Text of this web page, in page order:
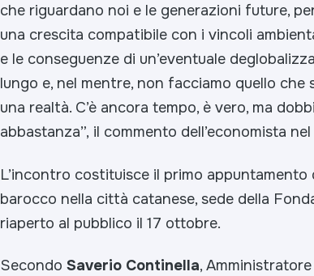
che riguardano noi e le generazioni future,
una crescita compatibile con i vincoli
e le conseguenze di un’eventuale
lungo e, nel mentre, non facciamo quello
una realtà. C’è ancora tempo, è vero, ma
abbastanza”, il commento dell’economista
L’incontro costituisce il primo appuntamento
barocco nella città catanese, sede della
riaperto al pubblico il 17 ottobre.
Secondo Saverio Continella,